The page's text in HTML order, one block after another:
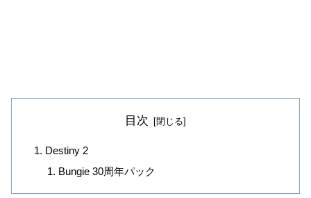
目次
Destiny 2
Bungie 30周年パック